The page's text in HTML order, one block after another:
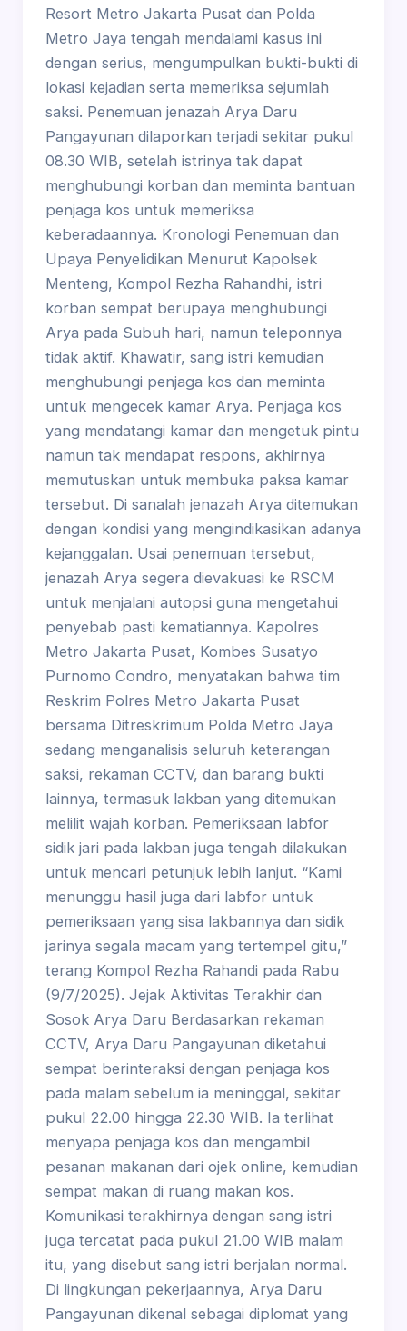
Resort Metro Jakarta Pusat dan Polda
Metro Jaya tengah mendalami kasus ini
dengan serius, mengumpulkan bukti-bukti di
lokasi kejadian serta memeriksa sejumlah
saksi. Penemuan jenazah Arya Daru
Pangayunan dilaporkan terjadi sekitar pukul
08.30 WIB, setelah istrinya tak dapat
menghubungi korban dan meminta bantuan
penjaga kos untuk memeriksa
keberadaannya. Kronologi Penemuan dan
Upaya Penyelidikan Menurut Kapolsek
Menteng, Kompol Rezha Rahandhi, istri
korban sempat berupaya menghubungi
Arya pada Subuh hari, namun teleponnya
tidak aktif. Khawatir, sang istri kemudian
menghubungi penjaga kos dan meminta
untuk mengecek kamar Arya. Penjaga kos
yang mendatangi kamar dan mengetuk pintu
namun tak mendapat respons, akhirnya
memutuskan untuk membuka paksa kamar
tersebut. Di sanalah jenazah Arya ditemukan
dengan kondisi yang mengindikasikan adanya
kejanggalan. Usai penemuan tersebut,
jenazah Arya segera dievakuasi ke RSCM
untuk menjalani autopsi guna mengetahui
penyebab pasti kematiannya. Kapolres
Metro Jakarta Pusat, Kombes Susatyo
Purnomo Condro, menyatakan bahwa tim
Reskrim Polres Metro Jakarta Pusat
bersama Ditreskrimum Polda Metro Jaya
sedang menganalisis seluruh keterangan
saksi, rekaman CCTV, dan barang bukti
lainnya, termasuk lakban yang ditemukan
melilit wajah korban. Pemeriksaan labfor
sidik jari pada lakban juga tengah dilakukan
untuk mencari petunjuk lebih lanjut. “Kami
menunggu hasil juga dari labfor untuk
pemeriksaan yang sisa lakbannya dan sidik
jarinya segala macam yang tertempel gitu,”
terang Kompol Rezha Rahandi pada Rabu
(9/7/2025). Jejak Aktivitas Terakhir dan
Sosok Arya Daru Berdasarkan rekaman
CCTV, Arya Daru Pangayunan diketahui
sempat berinteraksi dengan penjaga kos
pada malam sebelum ia meninggal, sekitar
pukul 22.00 hingga 22.30 WIB. Ia terlihat
menyapa penjaga kos dan mengambil
pesanan makanan dari ojek online, kemudian
sempat makan di ruang makan kos.
Komunikasi terakhirnya dengan sang istri
juga tercatat pada pukul 21.00 WIB malam
itu, yang disebut sang istri berjalan normal.
Di lingkungan pekerjaannya, Arya Daru
Pangayunan dikenal sebagai diplomat yang